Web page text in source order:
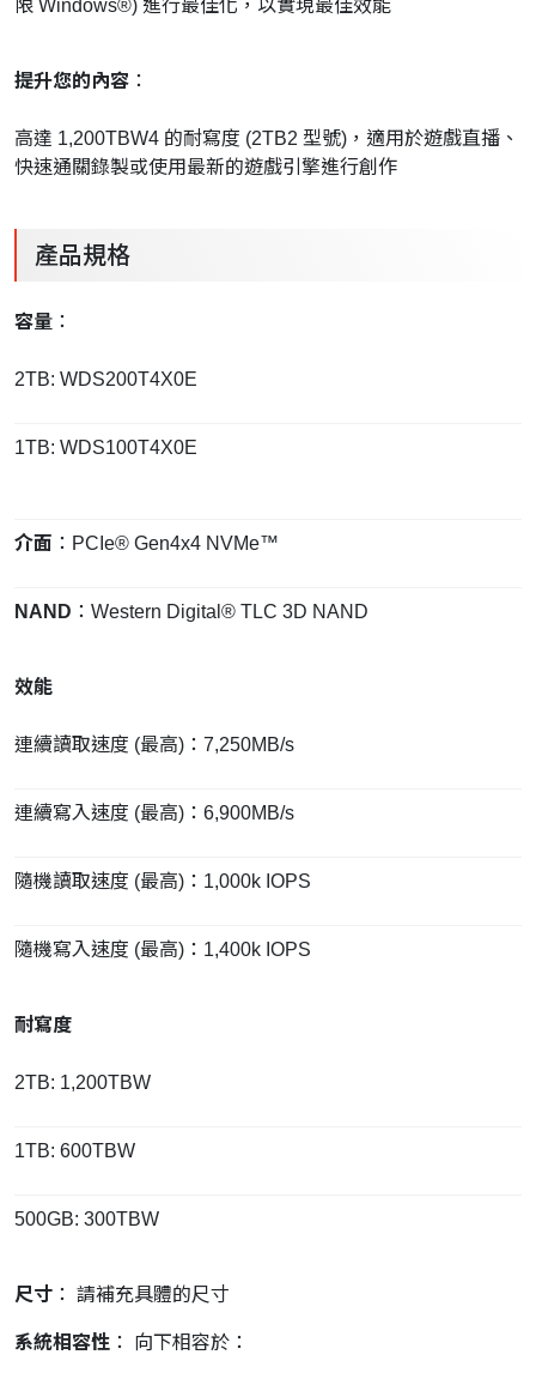
限 Windows®) 進行最佳化，以實現最佳效能
提升您的內容 ：
高達 1,200TBW4 的耐寫度 (2TB2 型號)，適用於遊戲直播、
快速通關錄製或使用最新的遊戲引擎進行創作
產品規格
容量 ：
2TB: WDS200T4X0E
1TB: WDS100T4X0E
介面 ：PCIe® Gen4x4 NVMe™
NAND ：Western Digital® TLC 3D NAND
效能
連續讀取速度 (最高)：7,250MB/s
連續寫入速度 (最高)：6,900MB/s
隨機讀取速度 (最高)：1,000k IOPS
隨機寫入速度 (最高)：1,400k IOPS
耐寫度
2TB: 1,200TBW
1TB: 600TBW
500GB: 300TBW
尺寸 ： 請補充具體的尺寸
系統相容性 ： 向下相容於：